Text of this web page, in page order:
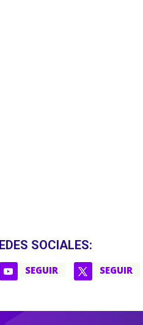
SOCIALES:
SEGUIR SEGUIR